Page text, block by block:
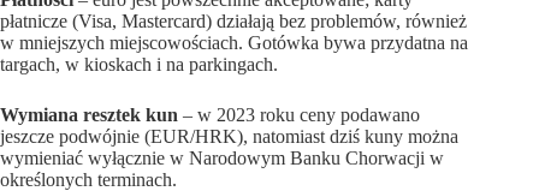
płatnicze (Visa, Mastercard) działają bez problemów, również
w mniejszych miejscowościach. Gotówka bywa przydatna na
targach, w kioskach i na parkingach.
Wymiana resztek kun – w 2023 roku ceny podawano
jeszcze podwójnie (EUR/HRK), natomiast dziś kuny można
wymieniać wyłącznie w Narodowym Banku Chorwacji w
określonych terminach.